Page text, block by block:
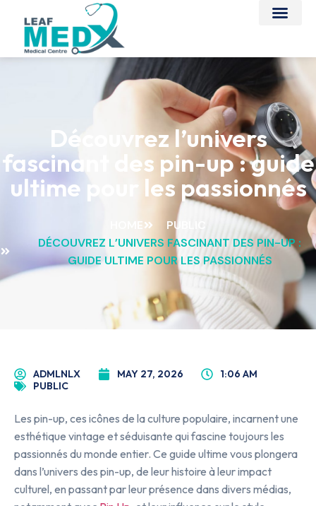
Découvrez l’univers
fascinant des pin-up : guide
ultime pour les passionnés
HOME
PUBLIC
DÉCOUVREZ L’UNIVERS FASCINANT DES PIN-UP :
GUIDE ULTIME POUR LES PASSIONNÉS
ADMLNLX MAY 27, 2026
1:06 AM
PUBLIC
Les pin-up, ces icônes de la culture populaire, incarnent une
esthétique vintage et séduisante qui fascine toujours les
passionnés du monde entier. Ce guide ultime vous plongera
dans l’univers des pin-up, de leur histoire à leur impact
culturel, en passant par leur présence dans divers médias,